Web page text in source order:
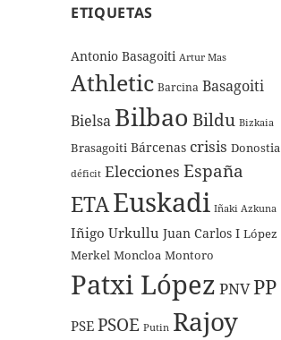
ETIQUETAS
Antonio Basagoiti Artur Mas
Athletic Barcina Basagoiti
Bielsa Bilbao Bildu Bizkaia
Brasagoiti Bárcenas crisis Donostia
déficit Elecciones España
ETAEuskadi Iñaki Azkuna
Iñigo Urkullu Juan Carlos I López
Merkel Moncloa Montoro
Patxi López PNVPP
PSE PSOE Putin Rajoy